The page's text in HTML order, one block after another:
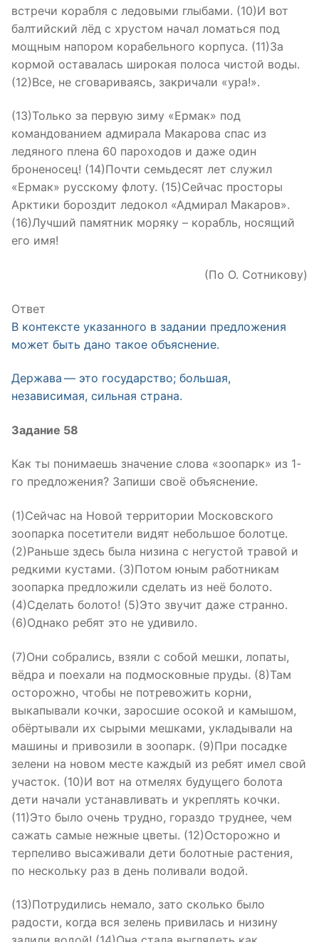
встречи корабля с ледовыми глыбами. (10)И вот
балтийский лёд с хрустом начал ломаться под
мощным напором корабельного корпуса. (11)За
кормой оставалась широкая полоса чистой воды.
(12)Все, не сговариваясь, закричали «ура!».
(13)Только за первую зиму «Ермак» под
командованием адмирала Макарова спас из
ледяного плена 60 пароходов и даже один
броненосец! (14)Почти семьдесят лет служил
«Ермак» русскому флоту. (15)Сейчас просторы
Арктики бороздит ледокол «Адмирал Макаров».
(16)Лучший памятник моряку – корабль, носящий
его имя!
(По О. Сотникову)
Ответ
В контексте указанного в задании предложения
может быть дано такое объяснение.
Держава — это государство; большая,
независимая, сильная страна.
Задание 58
Как ты понимаешь значение слова «зоопарк» из 1-
го предложения? Запиши своё объяснение.
(1)Сейчас на Новой территории Московского
зоопарка посетители видят небольшое болотце.
(2)Раньше здесь была низина с негустой травой и
редкими кустами. (3)Потом юным работникам
зоопарка предложили сделать из неё болото.
(4)Сделать болото! (5)Это звучит даже странно.
(6)Однако ребят это не удивило.
(7)Они собрались, взяли с собой мешки, лопаты,
вёдра и поехали на подмосковные пруды. (8)Там
осторожно, чтобы не потревожить корни,
выкапывали кочки, заросшие осокой и камышом,
обёртывали их сырыми мешками, укладывали на
машины и привозили в зоопарк. (9)При посадке
зелени на новом месте каждый из ребят имел свой
участок. (10)И вот на отмелях будущего болота
дети начали устанавливать и укреплять кочки.
(11)Это было очень трудно, гораздо труднее, чем
сажать самые нежные цветы. (12)Осторожно и
терпеливо высаживали дети болотные растения,
по нескольку раз в день поливали водой.
(13)Потрудились немало, зато сколько было
радости, когда вся зелень привилась и низину